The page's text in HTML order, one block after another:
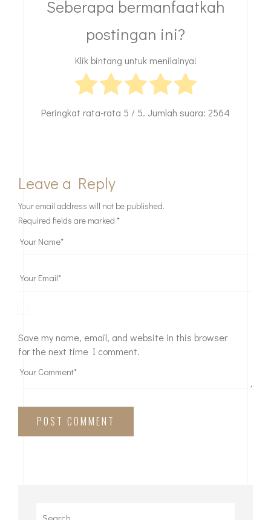
yang mungkin terjadi selama proses
pembangunan berlangsung. Karena itulah
segera hubungi
Jasa Desain Rumah
Bintoro Architectmelalui nomor 0822-1000-
9900 atau melalui email
berkonsultasi.
postingan ini?
Klik bintang untuk menilainya!
Leave a Reply
Required fields are marked